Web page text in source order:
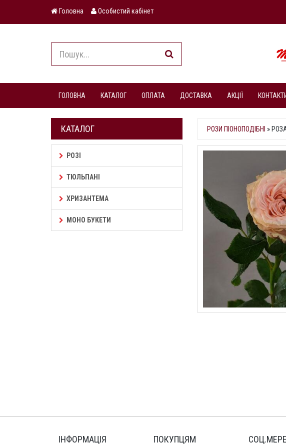
Головна Особистий кабінет
ГОЛОВНА КАТАЛОГ ОПЛАТА ДОСТАВКА АКЦІЇ
КАТАЛОГ
РОЗІ
ТЮЛЬПАНІ
ХРИЗАНТЕМА
МОНО БУКЕТИ
РОЗИ ПІОНОПОДІБНІ »
ІНФОРМАЦІЯ ПОКУПЦЯМ